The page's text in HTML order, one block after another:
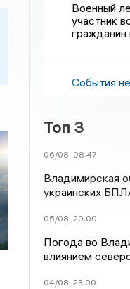
Военный
участник
События
Топ 3
06/08 08:47
Владимирская
украинских
05/08 20:00
Погода во
влиянием
04/08 23:00